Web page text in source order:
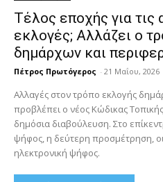
Τέλος εποχής για τις
εκλογές; Αλλάζει ο
δημάρχων και
Πέτρος Πρωτόγερος - 21 Μαΐου, 2026
Αλλαγές στον τρόπο εκλογής
προβλέπει ο νέος Κώδικας
δημόσια διαβούλευση. Στο
ψήφος, η δεύτερη προσμέτρηση,
ηλεκτρονική ψήφος.